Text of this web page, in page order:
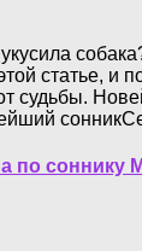
статье, и
судьбы.
по соннику